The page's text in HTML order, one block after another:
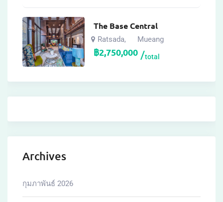
The Base Central
Ratsada, Mueang
฿2,750,000 total
Archives
กุมภาพันธ์ 2026